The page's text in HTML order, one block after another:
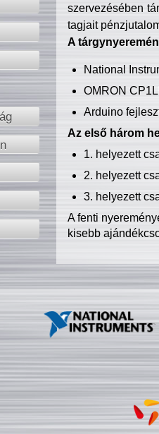
szervezésében
tagjait
A
National
OMRON
Arduino
Az első három
1. helyezett
2. helyezett
3. helyezett
A fenti
kisebb